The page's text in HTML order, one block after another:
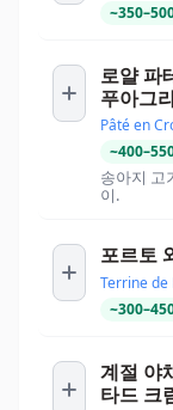
~350–
로얄 파
푸아그
Pâté en
~400–
송아지 고
이.
포르토
Terrine de
~300–
계절 야
타드 크